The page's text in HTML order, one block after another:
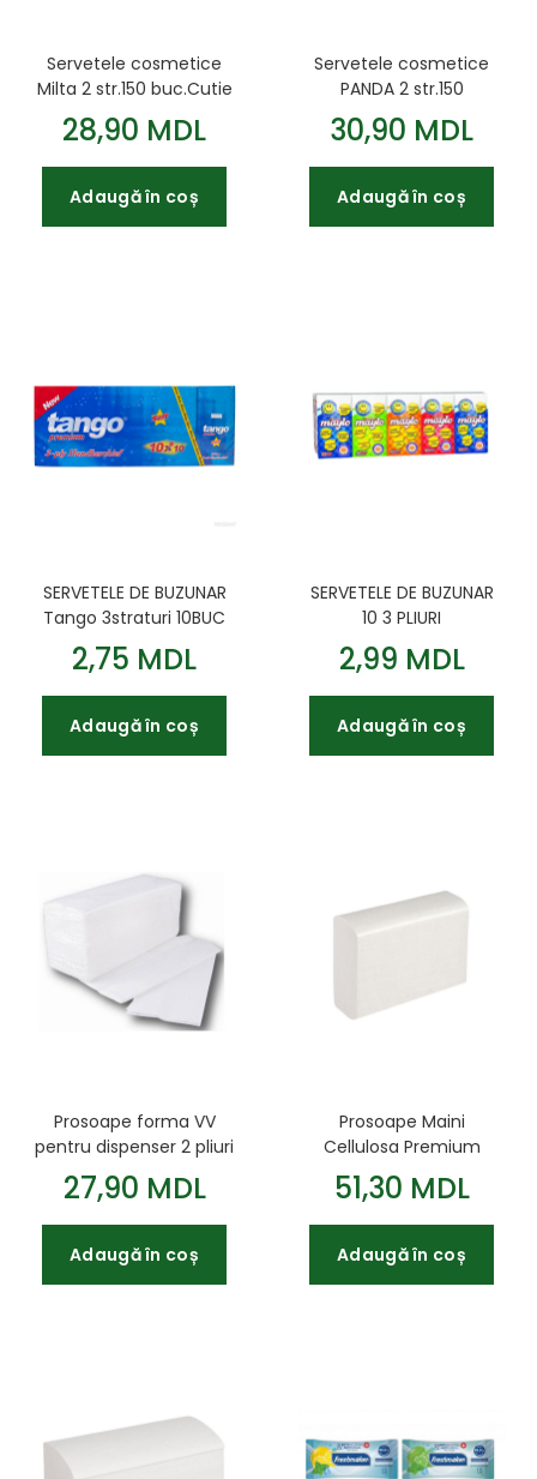
Servetele cosmetice
Milta 2 str.150 buc.Cutie
28,90 MDL
Adaugă în coș
Servetele cosmetice
PANDA 2 str.150
buc.Cutie
30,90 MDL
Adaugă în coș
SERVETELE DE BUZUNAR
Tango 3straturi 10BUC
2,75 MDL
Adaugă în coș
SERVETELE DE BUZUNAR
10 3 PLIURI
2,99 MDL
Adaugă în coș
Prosoape forma VV
pentru dispenser 2 pliuri
225*100mm 160buc
albe
27,90 MDL
Adaugă în coș
Prosoape Maini
Cellulosa Premium
Harmony(200) Prof V 2
pliuri 230*240 200 buc
Pulp White
51,30 MDL
Adaugă în coș